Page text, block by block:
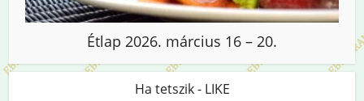
Étlap 2026. március 16 – 20.
Ha tetszik - LIKE